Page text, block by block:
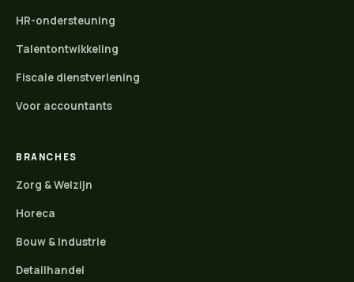
HR-ondersteuning
Talentontwikkeling
Fiscale dienstverlening
Voor accountants
BRANCHES
Zorg & Welzijn
Horeca
Bouw & Industrie
Detailhandel